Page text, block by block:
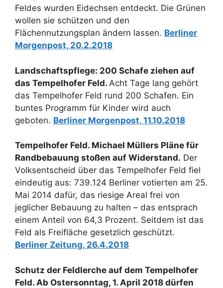
Feldes wurden Eidechsen entdeckt. Die Grünen
wollen sie schützen und den
Flächennutzungsplan ändern lassen. Berliner
Morgenpost, 20.2.2018
Landschaftspflege: 200 Schafe ziehen auf
das Tempelhofer Feld. Acht Tage lang gehört
das Tempelhofer Feld rund 200 Schafen. Ein
buntes Programm für Kinder wird auch
geboten. Berliner Morgenpost, 11.10.2018
Tempelhofer Feld. Michael Müllers Pläne für
Randbebauung stoßen auf Widerstand. Der
Volksentscheid über das Tempelhofer Feld fiel
eindeutig aus: 739.124 Berliner votierten am 25.
Mai 2014 dafür, das riesige Areal frei von
jeglicher Bebauung zu halten – das entsprach
einem Anteil von 64,3 Prozent. Seitdem ist das
Feld als Freifläche gesetzlich geschützt.
Berliner Zeitung, 26.4.2018
Schutz der Feldlerche auf dem Tempelhofer
Feld. Ab Ostersonntag, 1. April 2018 dürfen